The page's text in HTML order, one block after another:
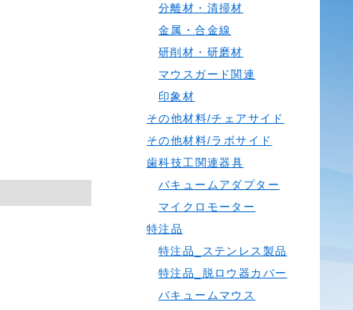
分離材・清掃材
金属・合金線
研削材・研磨材
マウスガード関連
印象材
その他材料/チェアサイド
その他材料/ラボサイド
歯科技工関連器具
バキュームアダプター
マイクロモーター
特注品
特注品_ステンレス製品
特注品_脱ロウ器カバー
バキュームマウス